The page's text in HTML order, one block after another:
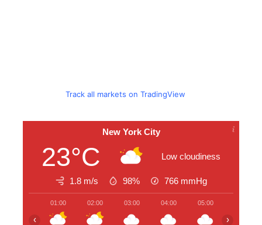
Track all markets on TradingView
New York City
23°C Low cloudiness
1.8 m/s 98% 766 mmHg
01:00 02:00 03:00 04:00 05:00
‹ ›